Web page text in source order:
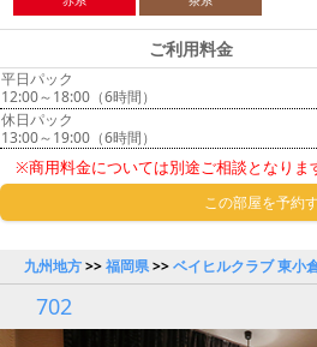
ご利用料金
平日パック
12:00～18:00（6時間）
休日パック
13:00～19:00（6時間）
※商用料金については別途ご相談となりま
この部屋を予約
九州地方>>福岡県>>ベイヒルクラブ 東小
702